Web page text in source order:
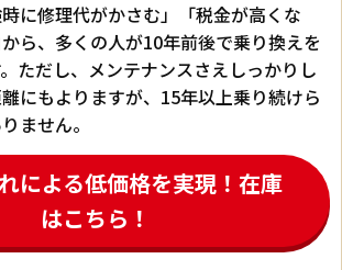
に修理代がかさむ」「税金が高くな
ら、多くの人が10年前後で乗り換えを
ただし、メンテナンスさえしっかりし
にもよりますが、15年以上乗り続けら
ません。
による低価格を実現！在庫
はこちら！